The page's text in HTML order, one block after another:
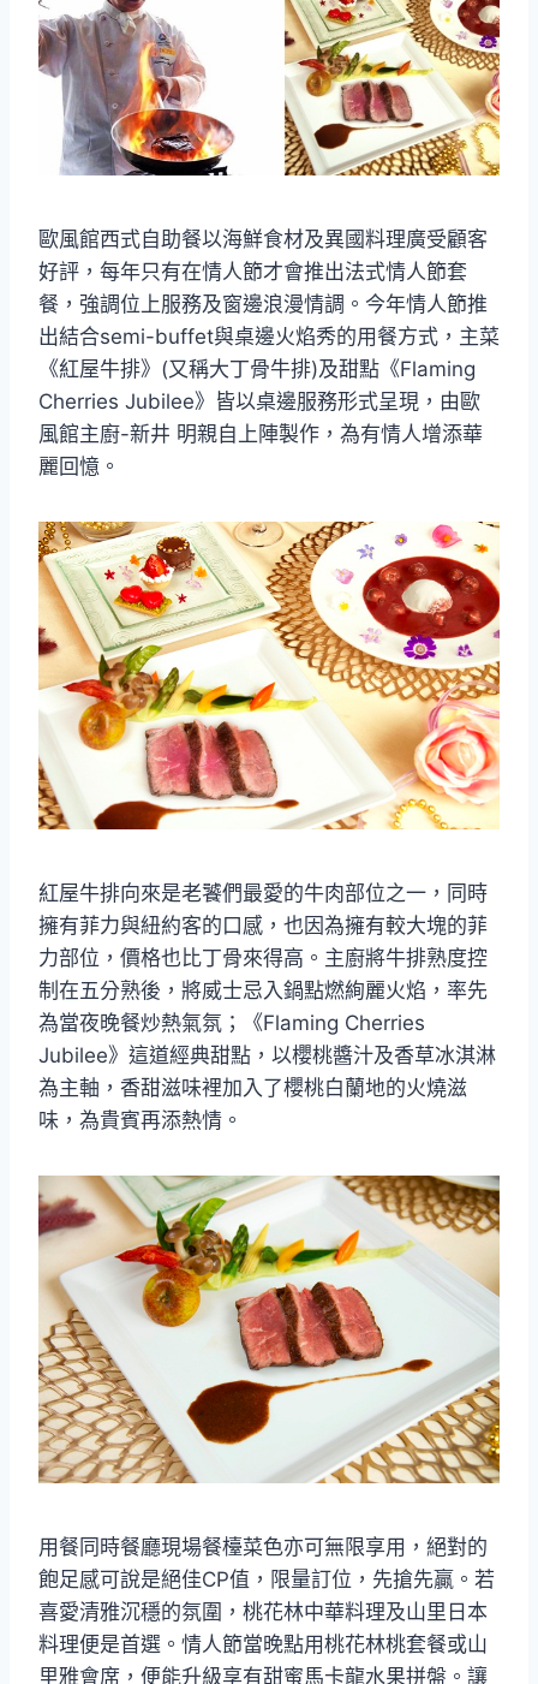
歐風館西式自助餐以海鮮食材及異國料理廣受顧客
好評，每年只有在情人節才會推出法式情人節套
餐，強調位上服務及窗邊浪漫情調。今年情人節推
出結合semi-buffet與桌邊火焰秀的用餐方式，主菜
《紅屋牛排》(又稱大丁骨牛排)及甜點《Flaming
Cherries Jubilee》皆以桌邊服務形式呈現，由歐
風館主廚-新井 明親自上陣製作，為有情人增添華
麗回憶。
紅屋牛排向來是老饕們最愛的牛肉部位之一，同時
擁有菲力與紐約客的口感，也因為擁有較大塊的菲
力部位，價格也比丁骨來得高。主廚將牛排熟度控
制在五分熟後，將威士忌入鍋點燃絢麗火焰，率先
為當夜晚餐炒熱氣氛；《Flaming Cherries
Jubilee》這道經典甜點，以櫻桃醬汁及香草冰淇淋
為主軸，香甜滋味裡加入了櫻桃白蘭地的火燒滋
味，為貴賓再添熱情。
用餐同時餐廳現場餐檯菜色亦可無限享用，絕對的
飽足感可說是絕佳CP值，限量訂位，先搶先贏。若
喜愛清雅沉穩的氛圍，桃花林中華料理及山里日本
料理便是首選。情人節當晚點用桃花林桃套餐或山
里雅會席，便能升級享有甜蜜馬卡龍水果拼盤。讓